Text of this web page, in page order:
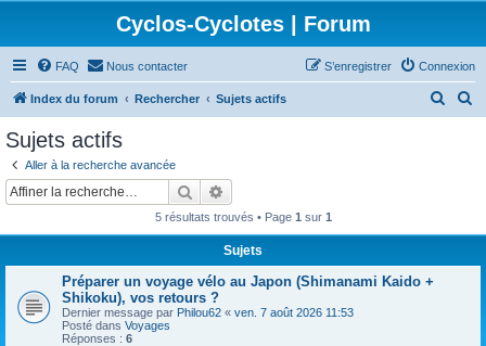
Cyclos-Cyclotes | Forum
FAQ Nous contacter Connexion
S’enregistrer
Index du forum Rechercher Sujets actifs
Sujets actifs
Aller à la recherche avancée
Rechercher
5 résultats trouvés • Page 1 sur 1
Sujets
Préparer un voyage vélo au Japon (Shimanami Kaido +
Shikoku), vos retours ?
Dernier message par Philou62 « ven. 7 août 2026 11:53
Posté dans Voyages
Réponses : 6